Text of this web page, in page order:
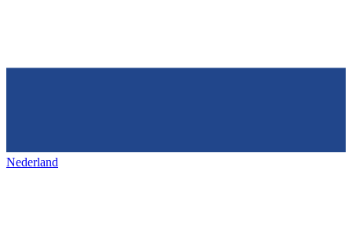
Nederland